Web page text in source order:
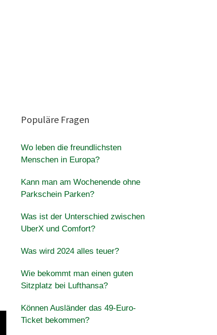
Populäre Fragen
Wo leben die freundlichsten
Menschen in Europa?
Kann man am Wochenende ohne
Parkschein Parken?
Was ist der Unterschied zwischen
UberX und Comfort?
Was wird 2024 alles teuer?
Wie bekommt man einen guten
Sitzplatz bei Lufthansa?
Können Ausländer das 49-Euro-
Ticket bekommen?